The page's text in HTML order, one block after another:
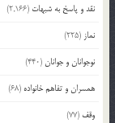
نقد و پاسخ به شبهات (2,166)
نماز (225)
نوجوانان و جوانان(440)
همسران و تفاهم خانواده (68)
وقف (77)